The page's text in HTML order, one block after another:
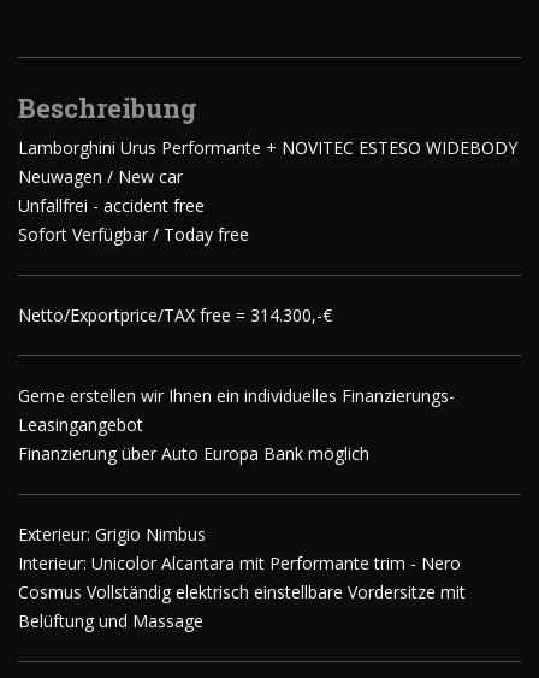
Beschreibung
Lamborghini Urus Performante + NOVITEC ESTESO WIDEBODY
Neuwagen / New car
Unfallfrei - accident free
Sofort Verfügbar / Today free
Netto/Exportprice/TAX free = 314.300,-€
Gerne erstellen wir Ihnen ein individuelles Finanzierungs-
Leasingangebot
Finanzierung über Auto Europa Bank möglich
Exterieur: Grigio Nimbus
Interieur: Unicolor Alcantara mit Performante trim - Nero
Cosmus Vollständig elektrisch einstellbare Vordersitze mit
Belüftung und Massage